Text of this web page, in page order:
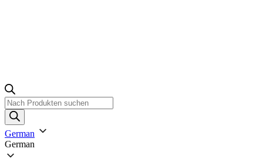
Produktsuche
German
German